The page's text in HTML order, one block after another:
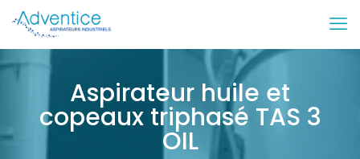
Aspirateur huile et
copeaux triphasé TAS 3
OIL